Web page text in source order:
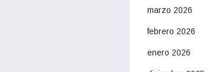
marzo 2026
febrero 2026
enero 2026